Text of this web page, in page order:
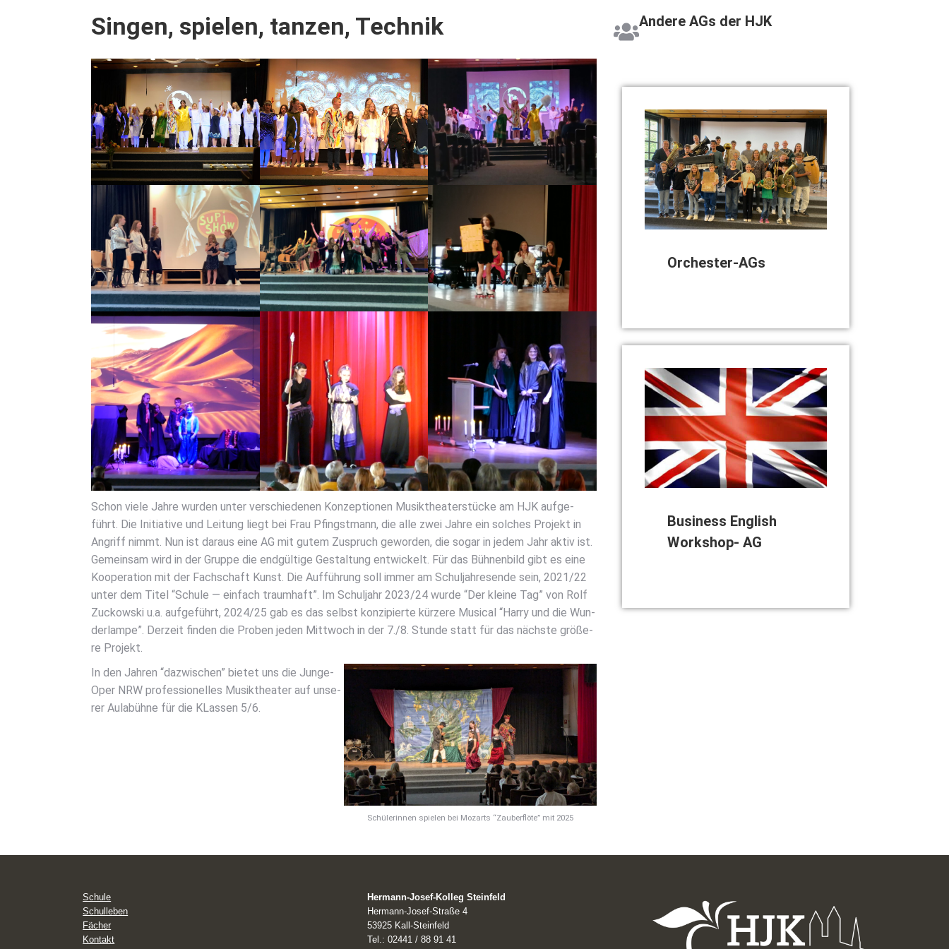
Sin­gen, spie­len, tan­zen, Tech­nik
Schon vie­le Jah­re wur­den unter ver­schie­de­nen Kon­zep­tio­nen Musik­thea­ter­stü­cke am HJK auf­ge­
führt. Die Initia­ti­ve und Lei­tung liegt bei Frau Pfingst­mann, die alle zwei Jah­re ein sol­ches Pro­jekt in
Angriff nimmt. Nun ist dar­aus eine AG mit gutem Zuspruch gewor­den, die sogar in jedem Jahr aktiv ist.
Gemein­sam wird in der Grup­pe die end­gül­ti­ge Gestal­tung ent­wi­ckelt. Für das Büh­nen­bild gibt es eine
Koope­ra­ti­on mit der Fach­schaft Kunst. Die Auf­füh­rung soll immer am Schul­jah­res­en­de sein, 2021/22
unter dem Titel “Schu­le — ein­fach traum­haft”. Im Schul­jahr 2023/24 wur­de “Der klei­ne Tag” von Rolf
Zuc­kow­ski u.a. auf­ge­führt, 2024/25 gab es das selbst kon­zi­pier­te kür­ze­re Musi­cal “Har­ry und die Wun­
der­lam­pe”. Der­zeit fin­den die Pro­ben jeden Mitt­woch in der 7./8. Stun­de statt für das nächs­te grö­ße­
re Pro­jekt.
In den Jah­ren “dazwi­schen” bie­tet uns die Jun­ge­
Oper NRW pro­fes­sio­nel­les Musik­thea­ter auf unse­
rer Aula­büh­ne für die KLas­sen 5/6.
Schü­le­rin­nen spie­len bei Mozarts “Zau­ber­flö­te” mit 2025
Ande­re AGs der HJK
Orches­ter-AGs
Busi­ness Eng­lish
Work­shop- AG
Schule
Schulleben
Fächer
Kontakt
Hermann-Josef-Kolleg Steinfeld
Hermann-Josef-Straße 4
53925 Kall-Steinfeld
Tel.: 02441 / 88 91 41